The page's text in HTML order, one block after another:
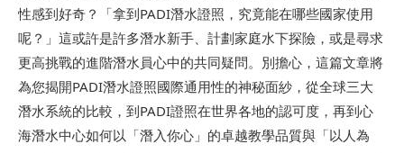
性感到好奇？「拿到PADI潛水證照，究竟能在哪些國家使用
呢？」這或許是許多潛水新手、計劃家庭水下探險，或是尋求
更高挑戰的進階潛水員心中的共同疑問。別擔心，這篇文章將
為您揭開PADI潛水證照國際通用性的神秘面紗，從全球三大
潛水系統的比較，到PADI證照在世界各地的認可度，再到心
海潛水中心如何以「潛入你心」的卓越教學品質與「以人為